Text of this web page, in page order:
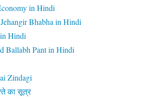
in Hindi
Bhabha in Hindi
Hindi
Ballabh Pant in Hindi
Zindagi
का सूत्र